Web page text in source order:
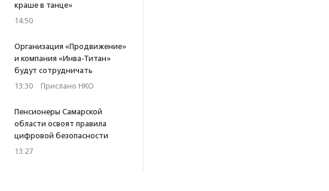
краше в танце»
14:50
Организация «Продвижение»
и компания «Инва-Титан»
будут сотрудничать
13:30 · Прислано НКО
Пенсионеры Самарской
области освоят правила
цифровой безопасности
13:27